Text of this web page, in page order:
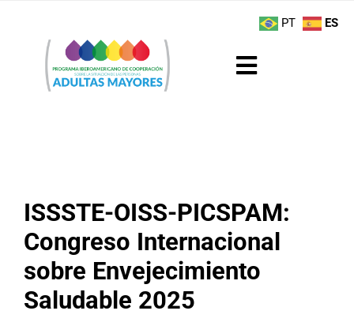
contenido
Toggle
Actividades
Boletín
Buenas Prácticas
ISSSTE-OISS-PICSPAM:
Congreso Internacional
sobre Envejecimiento
Saludable 2025
PT ES